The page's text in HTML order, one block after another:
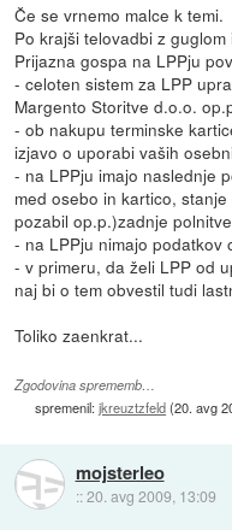
Če se vrnemo malce k temi.
Po krajši telovadbi z
Prijazna gospa na LPPju
- celoten sistem za LPP
Margento Storitve d.o.o.
- ob nakupu terminske
izjavo o uporabi vaših
- na LPPju imajo naslednje
med osebo in kartico,
pozabil op.p.)zadnje polnitve
- na LPPju nimajo podatkov
- v primeru, da želi LPP od
naj bi o tem obvestil tudi
Toliko zaenkrat...
Zgodovina sprememb…
spremenil:jkreuztzfeld(20. avg
mojsterleo
::20. avg 2009, 13:09